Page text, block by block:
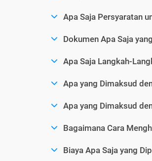
Apa Saja Persyaratan
Dokumen Apa Saja
Apa Saja Langkah-
Apa yang Dimaksud
Apa yang Dimaksud
Bagaimana Cara
Biaya Apa Saja yang